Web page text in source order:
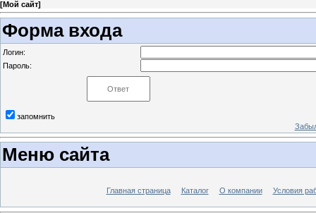
[Мой сайт]
Форма входа
Логин:
Пароль:
запомнить
Меню сайта
Главная страница Каталог О компании Условия